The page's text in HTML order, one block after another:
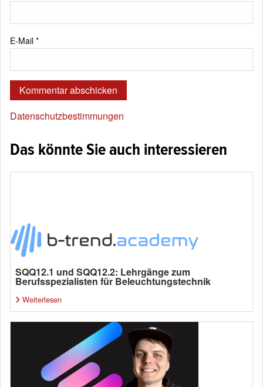
E-Mail *
Datenschutzbestimmungen
Das könnte Sie auch interessieren
SQQ12.1 und SQQ12.2: Lehrgänge zum
Berufsspezialisten für Beleuchtungstechnik
Weiterlesen